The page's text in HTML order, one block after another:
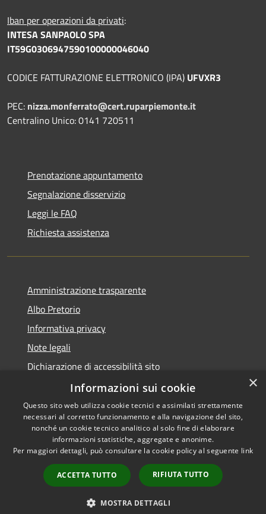
Iban per operazioni da privati:
INTESA SANPAOLO SPA
IT59G0306947590100000046040
CODICE FATTURAZIONE ELETTRONICO (IPA) UFVXR3
PEC: nizza.monferrato@cert.ruparpiemonte.it
Centralino Unico: 0141 720511
Prenotazione appuntamento
Segnalazione disservizio
Leggi le FAQ
Richiesta assistenza
Amministrazione trasparente
Albo Pretorio
Informativa privacy
Note legali
Dichiarazione di accessibilità sito
Dichiarazione di accessibilità app Municipium
RSS
Accessibilità
•Accesso redazione
×
Informazioni sui cookie
Questo sito web utilizza cookie tecnici e assimilati strettamente
necessari al corretto funzionamento e alla navigazione del sito,
nonché un cookie tecnico analitico al solo fine di elaborare
informazioni statistiche, aggregate e anonime.
Per maggiori dettagli, può consultare la cookie policy al seguente link
ACCETTA TUTTO RIFIUTA TUTTO
MOSTRA DETTAGLI